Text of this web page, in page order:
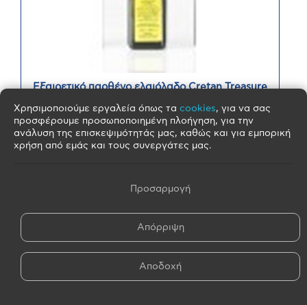
Εξαιρετικό παρθένο ελαιόλαδο Cretan Treasure
Elma 250ml
Το Εξαιρετικό Παρθένο Ελαιόλαδο ''Elma'' παράγεται
σύμφωνα ...
ΠΑΡΑΓΓΕΛΙΑ
Χρησιμοποιούμε εργαλεία όπως τα cookies, για να σας
προσφέρουμε προσωποποιημένη πλοήγηση, για την
ανάλυση της επισκεψιμότητάς μας, καθώς και για εμπορική
χρήση από εμάς και τους συνεργάτες μας.
Προσαρμογή
Απόρριψη
Αποδοχή